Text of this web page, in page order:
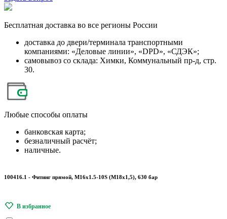
Бесплатная доставка во все регионы России
доставка до двери/терминала транспортными
компаниями: «Деловые линии», «DPD», «СДЭК»;
самовывоз со склада: Химки, Коммунальный пр-д, стр.
30.
Любые способы оплаты
банковская карта;
безналичный расчёт;
наличные.
100416.1 - Фитинг прямой, M16x1.5-10S (М18х1,5), 630 бар